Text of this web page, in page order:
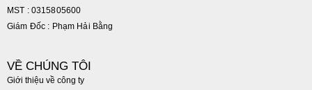
MST : 0315805600
Giám Đốc : Phạm Hải Bằng
VỀ CHÚNG TÔI
Giới thiệu về công ty